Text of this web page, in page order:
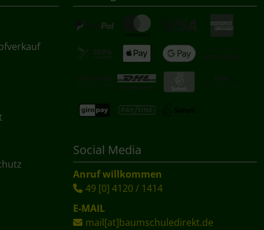
Social Media
Anruf willkommen
49 [0] 4120 / 1414
E-MAIL
mail[at]baumschuledirekt.de